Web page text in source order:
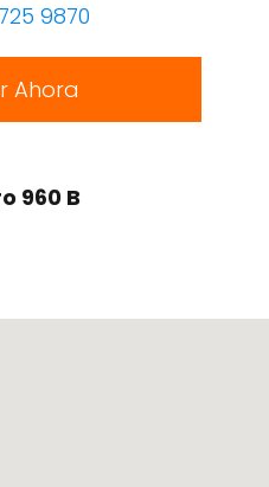
9870
Ahora
960 B